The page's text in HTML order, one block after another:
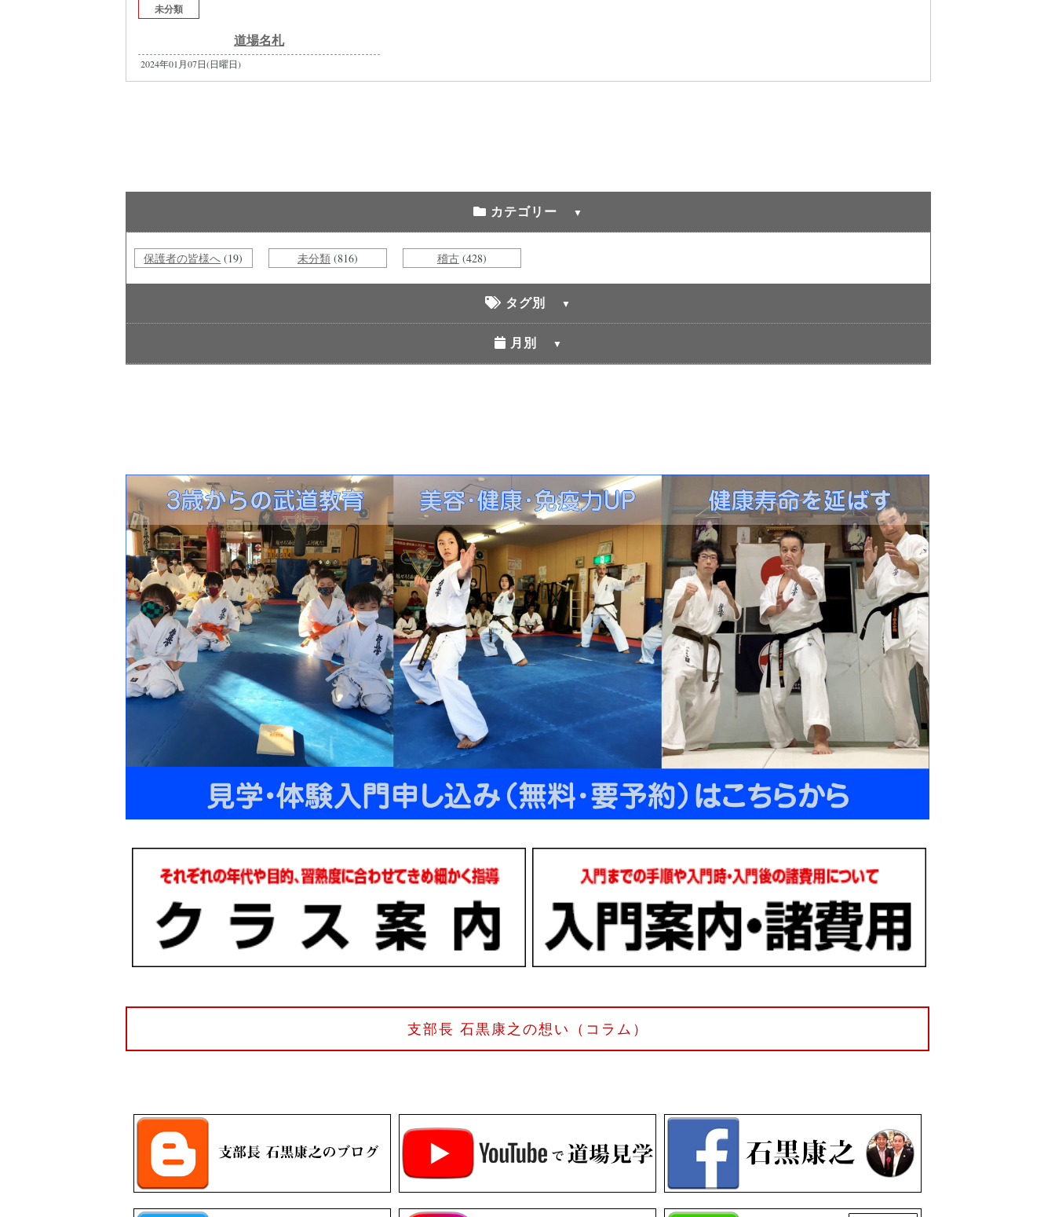
未分類
道場名札
2024年01月07日(日曜日)
カテゴリー
保護者の皆様へ (19) 未分類(816) 稽古(428)
タグ別
月別
支部長 石黒康之の想い（コラム）